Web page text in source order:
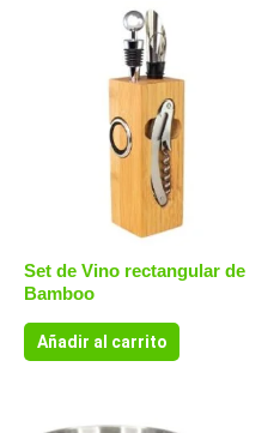
Set de Vino rectangular de
Bamboo
Añadir al carrito